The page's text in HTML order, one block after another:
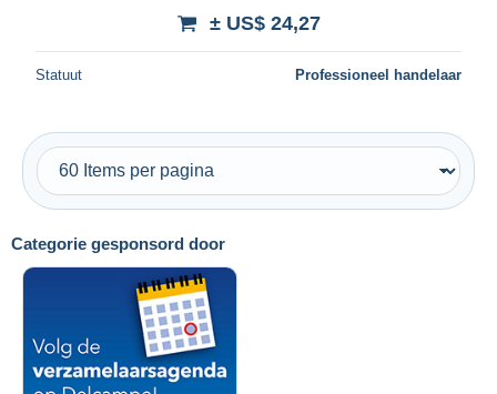
Categorie gesponsord door
± US$ 24,27
Statuut Professioneel handelaar